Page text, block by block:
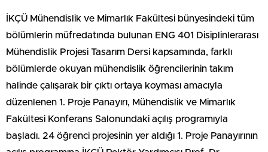
İKÇÜ Mühendislik ve Mimarlık Fakültesi bünyesindeki tüm
bölümlerin müfredatında bulunan ENG 401 Disiplinlerarası
Mühendislik Projesi Tasarım Dersi kapsamında, farklı
bölümlerde okuyan mühendislik öğrencilerinin takım
halinde çalışarak bir çıktı ortaya koyması amacıyla
düzenlenen 1. Proje Panayırı, Mühendislik ve Mimarlık
Fakültesi Konferans Salonundaki açılış programıyla
başladı. 24 öğrenci projesinin yer aldığı 1. Proje Panayırının